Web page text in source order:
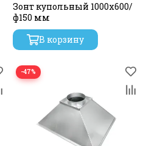
Зонт купольный 1000х600/
ф150 мм
В корзину
−47%